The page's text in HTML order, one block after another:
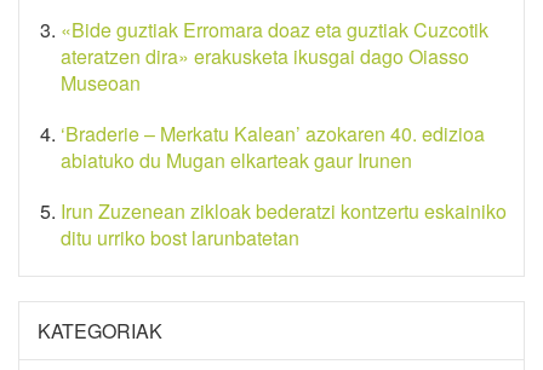
«Bide guztiak Erromara doaz eta guztiak Cuzcotik
ateratzen dira» erakusketa ikusgai dago Oiasso
Museoan
‘Braderie – Merkatu Kalean’ azokaren 40. edizioa
abiatuko du Mugan elkarteak gaur Irunen
Irun Zuzenean zikloak bederatzi kontzertu eskainiko
ditu urriko bost larunbatetan
KATEGORIAK